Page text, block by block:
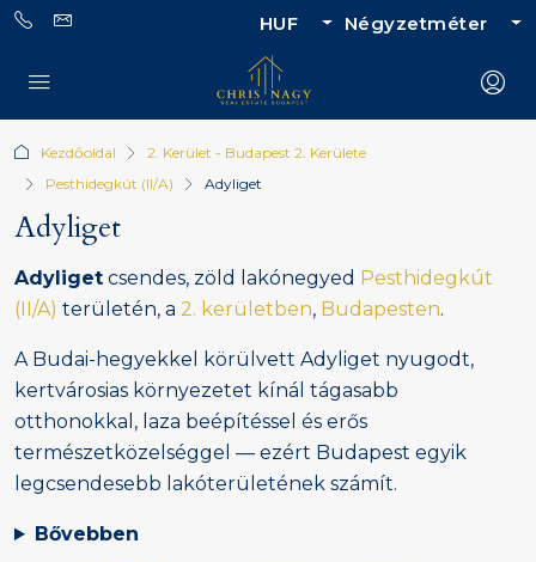
HUF Négyzetméter
Kezdőoldal
2. Kerület - Budapest 2. Kerülete
Pesthidegkút (II/A)
Adyliget
Adyliget
Adyliget csendes, zöld lakónegyed Pesthidegkút
(II/A) területén, a 2. kerületben, Budapesten.
A Budai-hegyekkel körülvett Adyliget nyugodt,
kertvárosias környezetet kínál tágasabb
otthonokkal, laza beépítéssel és erős
természetközelséggel — ezért Budapest egyik
legcsendesebb lakóterületének számít.
Bővebben